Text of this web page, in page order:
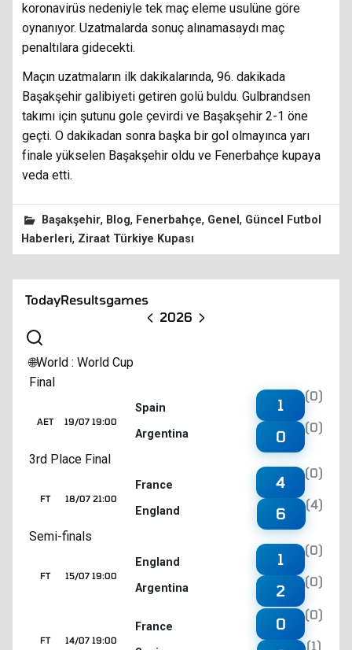
koronavirüs nedeniyle tek maç eleme usulüne göre
oynanıyor. Uzatmalarda sonuç alınamasaydı maç
penaltılara gidecekti.
Maçın uzatmaların ilk dakikalarında, 96. dakikada
Başakşehir galibiyeti getiren golü buldu. Gulbrandsen
takımı için şutunu gole çevirdi ve Başakşehir 2-1 öne
geçti. O dakikadan sonra başka bir gol olmayınca yarı
finale yükselen Başakşehir oldu ve Fenerbahçe kupaya
veda etti.
Başakşehir, Blog, Fenerbahçe, Genel, Güncel Futbol
Haberleri, Ziraat Türkiye Kupası
TodayResultsgames
2026
🌐World : World Cup
Final
19/07 19:00
AET
Spain
Argentina
1
(0)
0
(0)
3rd Place Final
18/07 21:00
FT
France
England
4
(0)
6
(4)
Semi-finals
15/07 19:00
FT
England
Argentina
1
(0)
2
(0)
14/07 19:00
FT
France
0
(0)
(1)